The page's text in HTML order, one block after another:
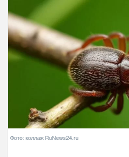
Фото: коллаж RuNews24.ru